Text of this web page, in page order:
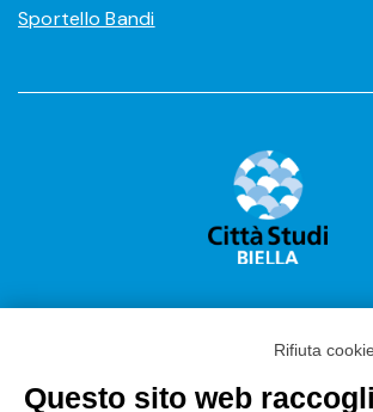
Sportello Bandi
Città Studi S.p.A.
Rifiuta
Questo sito web